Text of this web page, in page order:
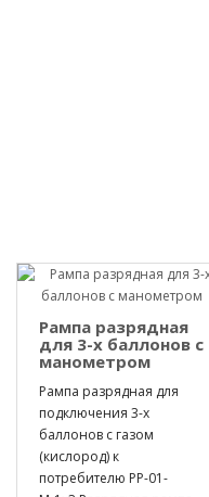
Рампа разрядная
для 3-х баллонов с
манометром
Рампа разрядная для
подключения 3-х
баллонов с газом
(кислород) к
потребителю РР-01-